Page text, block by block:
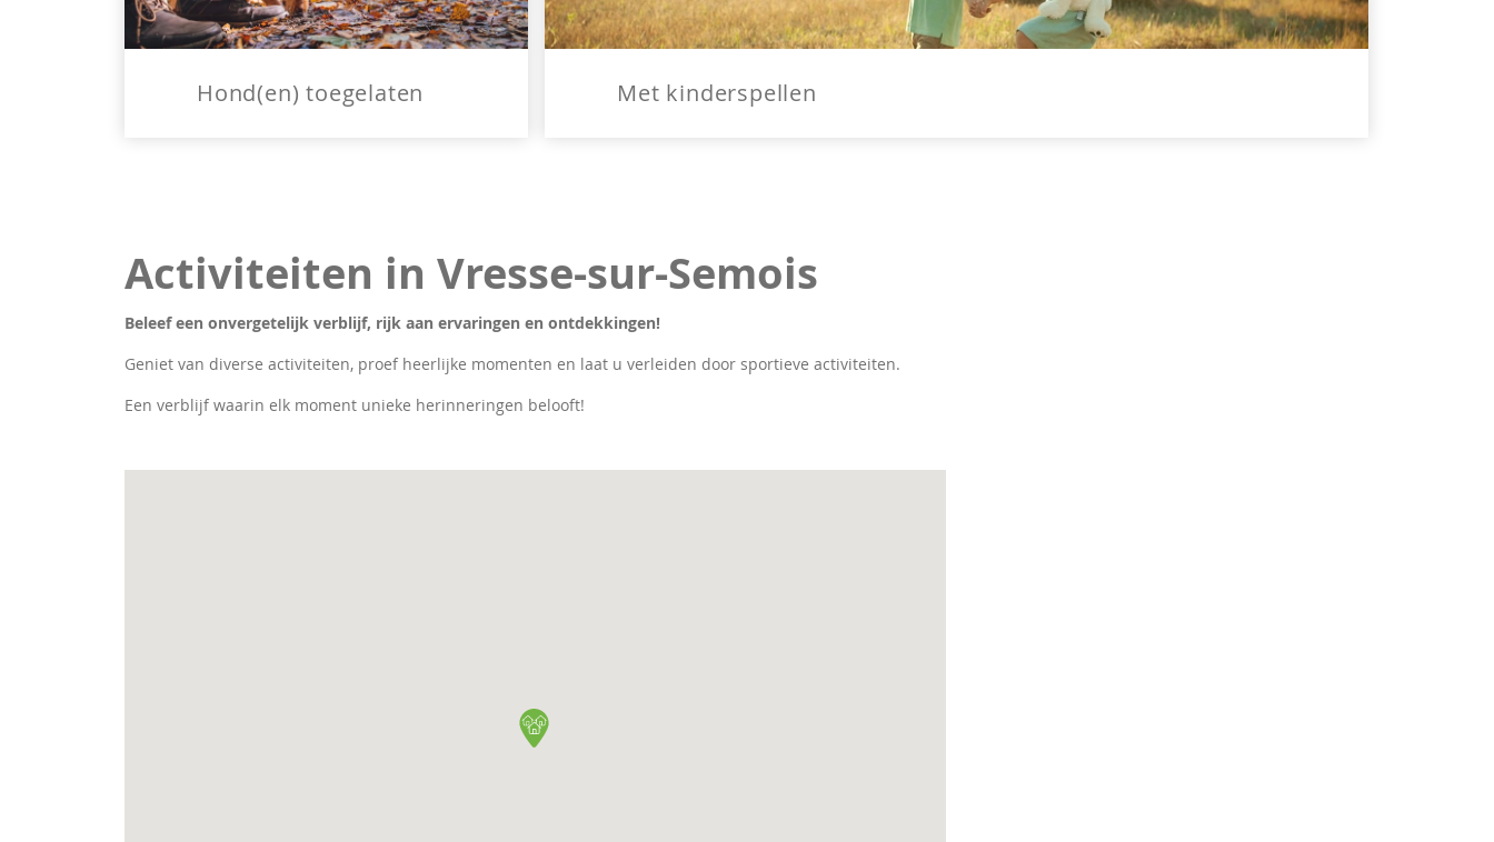
Hond(en) toegelaten Met kinderspellen
Activiteiten in Vresse-sur-Semois
Beleef een onvergetelijk verblijf, rijk aan ervaringen en ontdekkingen!
Geniet van diverse activiteiten, proef heerlijke momenten en laat u verleiden door sportieve activiteiten.
Een verblijf waarin elk moment unieke herinneringen belooft!